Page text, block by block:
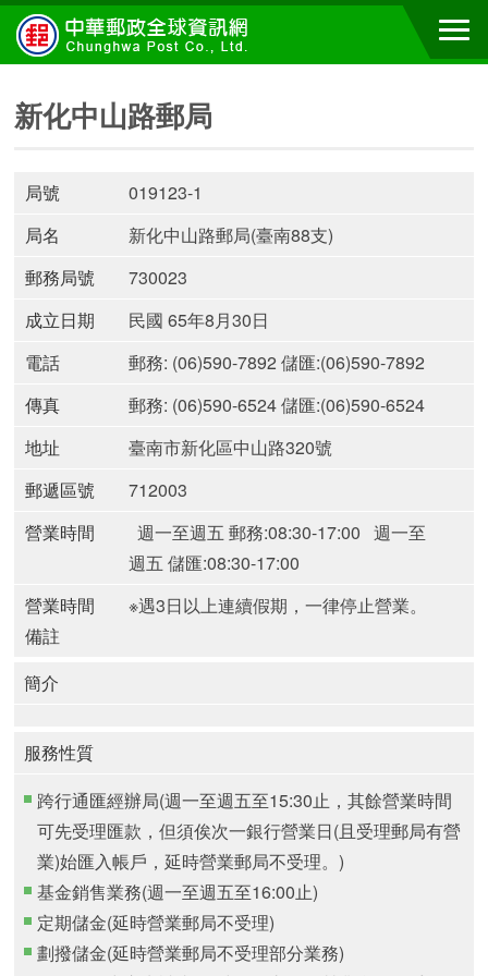
新化中山路郵局
局號
019123-1
局名
新化中山路郵局(臺南88支)
郵務局號
730023
成立日期
民國 65年8月30日
電話
郵務: (06)590-7892 儲匯:(06)590-7892
傳真
郵務: (06)590-6524 儲匯:(06)590-6524
地址
臺南市新化區中山路320號
郵遞區號
712003
營業時間
週一至週五 郵務:08:30-17:00 週一至
週五 儲匯:08:30-17:00
營業時間
備註
※遇3日以上連續假期，一律停止營業。
簡介
服務性質
跨行通匯經辦局(週一至週五至15:30止，其餘營業時間
可先受理匯款，但須俟次一銀行營業日(且受理郵局有營
業)始匯入帳戶，延時營業郵局不受理。)
基金銷售業務(週一至週五至16:00止)
定期儲金(延時營業郵局不受理)
劃撥儲金(延時營業郵局不受理部分業務)